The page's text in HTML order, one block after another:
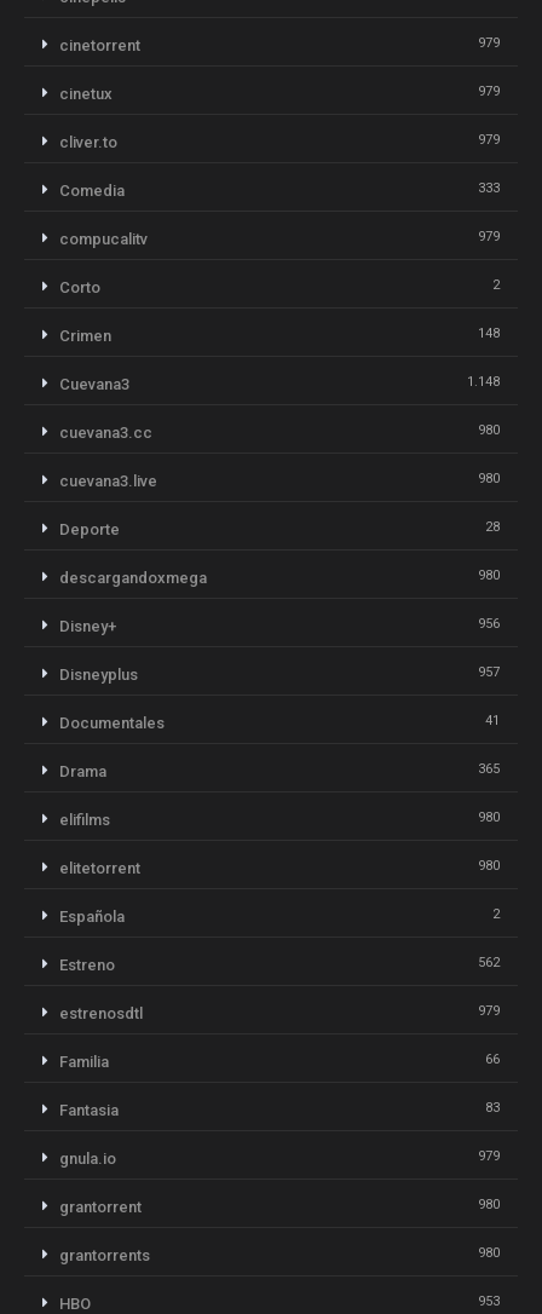
cinetorrent 979
cinetux 979
cliver.to 979
Comedia 333
compucalitv 979
Corto 2
Crimen 148
Cuevana3 1.148
cuevana3.cc 980
cuevana3.live 980
Deporte 28
descargandoxmega 980
Disney+ 956
Disneyplus 957
Documentales 41
Drama 365
elifilms 980
elitetorrent 980
Española 2
Estreno 562
estrenosdtl 979
Familia 66
Fantasia 83
gnula.io 979
grantorrent 980
grantorrents 980
HBO 953